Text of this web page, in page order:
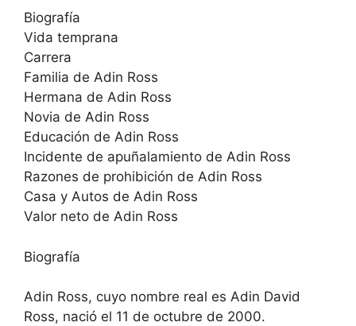
Biografía
Vida temprana
Carrera
Familia de Adin Ross
Hermana de Adin Ross
Novia de Adin Ross
Educación de Adin Ross
Incidente de apuñalamiento de Adin Ross
Razones de prohibición de Adin Ross
Casa y Autos de Adin Ross
Valor neto de Adin Ross
Biografía
Adin Ross, cuyo nombre real es Adin David
Ross, nació el 11 de octubre de 2000.